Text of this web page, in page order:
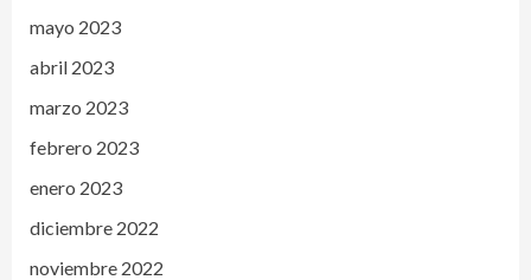
mayo 2023
abril 2023
marzo 2023
febrero 2023
enero 2023
diciembre 2022
noviembre 2022